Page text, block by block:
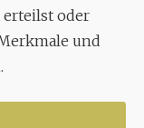
oder
und
1